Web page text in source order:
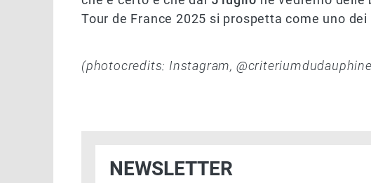
Tour de France 2025 si prospetta come uno
(photocredits: Instagram,
NEWSLETTER